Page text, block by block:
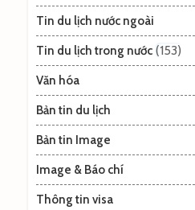
Tin du lịch nước ngoài
Tin du lịch trong nước 153
Văn hóa
Bản tin du lịch
Bản tin Image
Image & Báo chí
Thông tin visa